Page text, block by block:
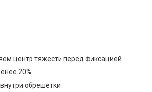
центр тяжести перед фиксацией.
20%.
обрешетки.